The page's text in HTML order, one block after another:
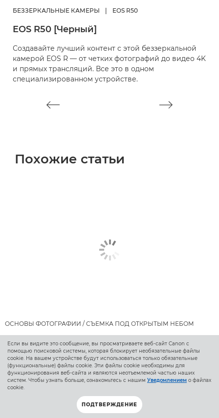
БЕЗЗЕРКАЛЬНЫЕ КАМЕРЫ | EOS R50
EOS R50 [Черный]
Создавайте лучший контент с этой беззеркальной
камерой EOS R — от четких фотографий до видео 4K
и прямых трансляций. Все это в одном
специализированном устройстве.
Похожие статьи
ОСНОВЫ ФОТОГРАФИИ / СЪЕМКА ПОД ОТКРЫТЫМ НЕБОМ
Советы по съемке в экстремальных
погодных условиях
Ниже представлены советы и рекомендации по
оттачиванию навыков съемки в экстремальных погодных
условиях, которые помогут вам защитить оборудование
и позаботиться о себе.
Если вы видите это сообщение, вы просматриваете веб-сайт Canon с
помощью поисковой системы, которая блокирует необязательные файлы
cookie. На вашем устройстве будут использоваться только обязательные
(функциональные) файлы cookie. Эти файлы cookie необходимы для
функционирования веб-сайта и являются неотъемлемой частью наших
систем. Чтобы узнать больше, ознакомьтесь с нашим Уведомлением о файлах
cookie.
ПОДТВЕРЖДЕНИЕ